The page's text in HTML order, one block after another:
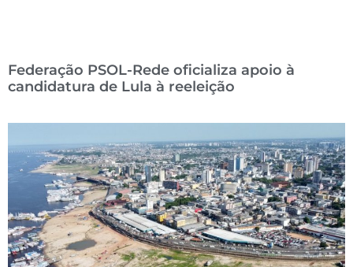
Federação PSOL-Rede oficializa apoio à
candidatura de Lula à reeleição